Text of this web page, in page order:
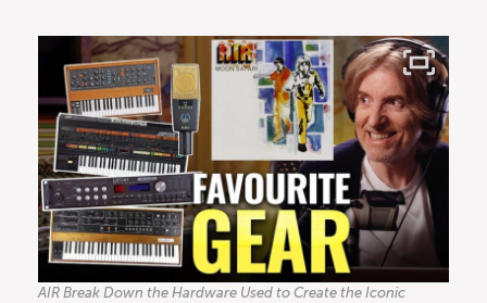
AIR Break Down the Hardware Used to Create the Iconic